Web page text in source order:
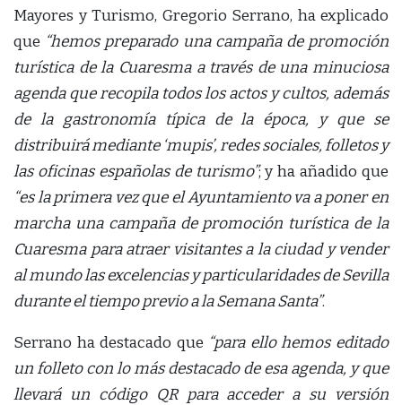
Mayores y Turismo, Gregorio Serrano, ha explicado
que “hemos preparado una campaña de promoción
turística de la Cuaresma a través de una minuciosa
agenda que recopila todos los actos y cultos, además
de la gastronomía típica de la época, y que se
distribuirá mediante ‘mupis’, redes sociales, folletos y
las oficinas españolas de turismo”; y ha añadido que
“es la primera vez que el Ayuntamiento va a poner en
marcha una campaña de promoción turística de la
Cuaresma para atraer visitantes a la ciudad y vender
al mundo las excelencias y particularidades de Sevilla
durante el tiempo previo a la Semana Santa”.
Serrano ha destacado que “para ello hemos editado
un folleto con lo más destacado de esa agenda, y que
llevará un código QR para acceder a su versión